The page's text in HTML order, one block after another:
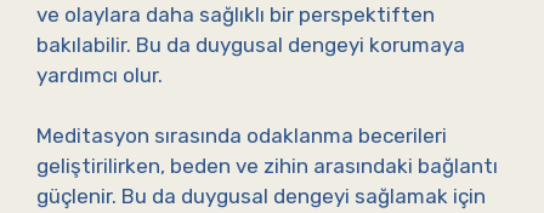
ve olaylara daha sağlıklı bir perspektiften
bakılabilir. Bu da duygusal dengeyi korumaya
yardımcı olur.
Meditasyon sırasında odaklanma becerileri
geliştirilirken, beden ve zihin arasındaki bağlantı
güçlenir. Bu da duygusal dengeyi sağlamak için